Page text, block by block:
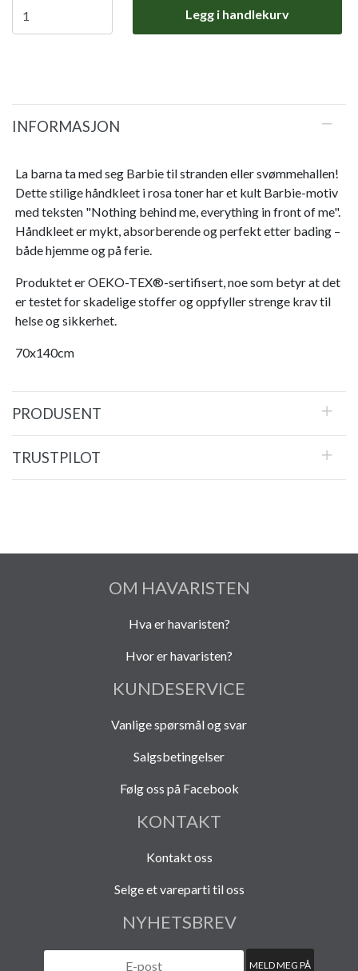
Legg i handlekurv
INFORMASJON
La barna ta med seg Barbie til stranden eller svømmehallen!
Dette stilige håndkleet i rosa toner har et kult Barbie-motiv
med teksten "Nothing behind me, everything in front of me".
Håndkleet er mykt, absorberende og perfekt etter bading –
både hjemme og på ferie.
Produktet er OEKO-TEX®-sertifisert, noe som betyr at det
er testet for skadelige stoffer og oppfyller strenge krav til
helse og sikkerhet.
70x140cm
PRODUSENT
TRUSTPILOT
OM HAVARISTEN
Hva er havaristen?
Hvor er havaristen?
KUNDESERVICE
Vanlige spørsmål og svar
Salgsbetingelser
Følg oss på Facebook
KONTAKT
Kontakt oss
Selge et vareparti til oss
NYHETSBREV